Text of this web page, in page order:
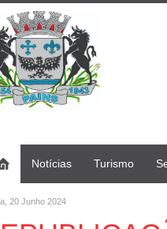
Notícias Turismo
20 Junho 2024